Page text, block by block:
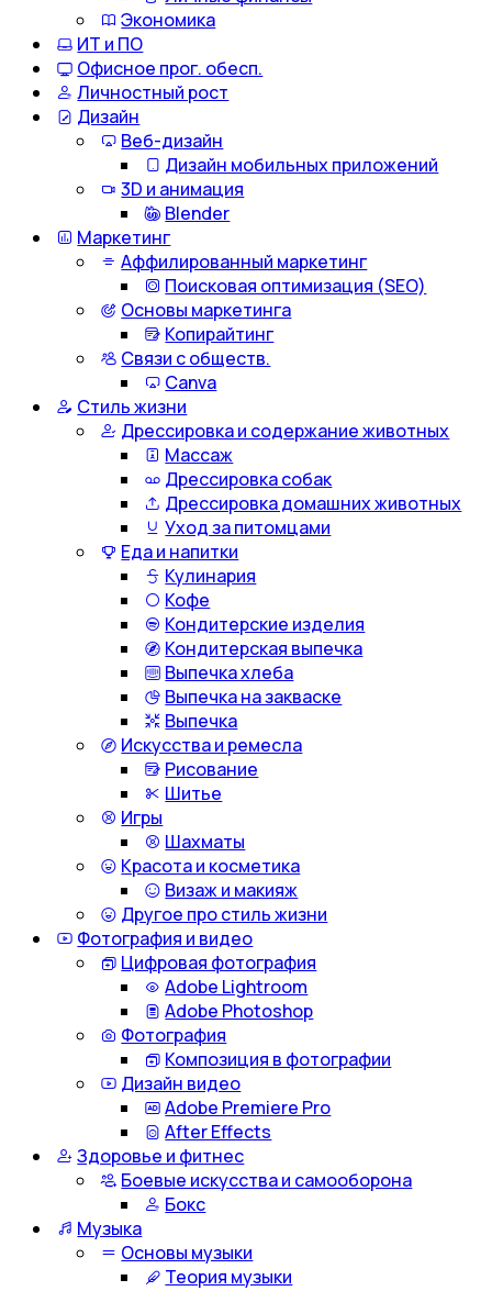
Экономика
ИТ и ПО
Офисное прог. обесп.
Личностный рост
Дизайн
Веб-дизайн
Дизайн мобильных приложений
3D и анимация
Blender
Маркетинг
Аффилированный маркетинг
Поисковая оптимизация (SEO)
Основы маркетинга
Копирайтинг
Связи с обществ.
Canva
Стиль жизни
Дрессировка и содержание животных
Массаж
Дрессировка собак
Дрессировка домашних животных
Уход за питомцами
Еда и напитки
Кулинария
Кофе
Кондитерские изделия
Кондитерская выпечка
Выпечка хлеба
Выпечка на закваске
Выпечка
Искусства и ремесла
Рисование
Шитье
Игры
Шахматы
Красота и косметика
Визаж и макияж
Другое про стиль жизни
Фотография и видео
Цифровая фотография
Adobe Lightroom
Adobe Photoshop
Фотография
Композиция в фотографии
Дизайн видео
Adobe Premiere Pro
After Effects
Здоровье и фитнес
Боевые искусства и самооборона
Бокс
Музыка
Основы музыки
Теория музыки